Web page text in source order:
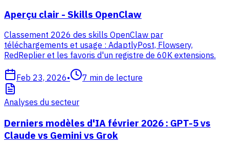
Aperçu clair - Skills OpenClaw
Classement 2026 des skills OpenClaw par
téléchargements et usage : AdaptlyPost, Flowsery,
RedReplier et les favoris d'un registre de 60K extensions.
Feb 23, 2026• 7 min de lecture
Analyses du secteur
Derniers modèles d'IA février 2026 : GPT-5 vs
Claude vs Gemini vs Grok